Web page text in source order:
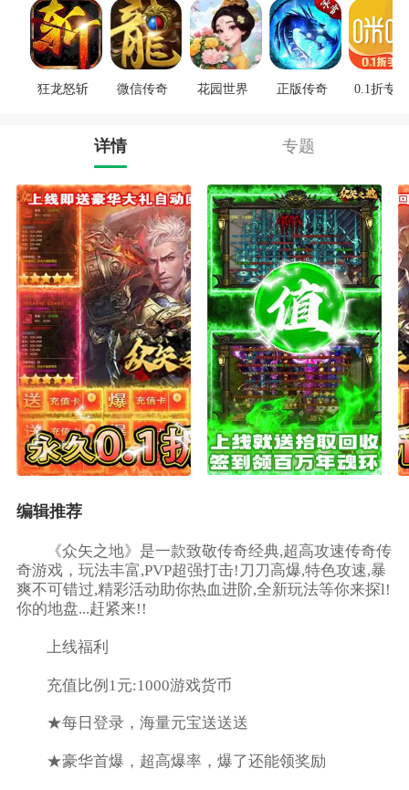
狂龙怒斩 微信传奇 花园世界 正版传奇 0.1折专区
详情 专题
编辑推荐
《众矢之地》是一款致敬传奇经典,超高攻速传奇传
奇游戏，玩法丰富,PVP超强打击!刀刀高爆,特色攻速,暴
爽不可错过,精彩活动助你热血进阶,全新玩法等你来探l!
你的地盘...赶紧来!!
上线福利
充值比例1元:1000游戏货币
★每日登录，海量元宝送送送
★豪华首爆，超高爆率，爆了还能领奖励